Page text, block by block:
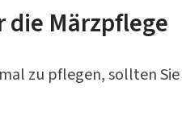
die Märzpflege
zu pflegen, sollten